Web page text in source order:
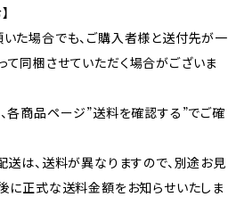
た場合でも、ご購入者様と送付先が一
同梱させていただく場合がございま
各商品ページ”送料を確認する”でご確
送は、送料が異なりますので、別途お見
に正式な送料金額をお知らせいたしま